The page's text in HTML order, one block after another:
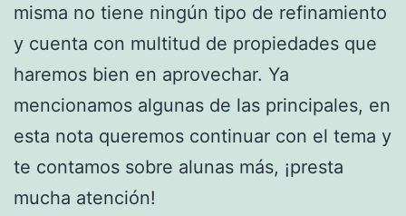
misma no tiene ningún tipo de refinamiento
y cuenta con multitud de propiedades que
haremos bien en aprovechar. Ya
mencionamos algunas de las principales, en
esta nota queremos continuar con el tema y
te contamos sobre alunas más, ¡presta
mucha atención!